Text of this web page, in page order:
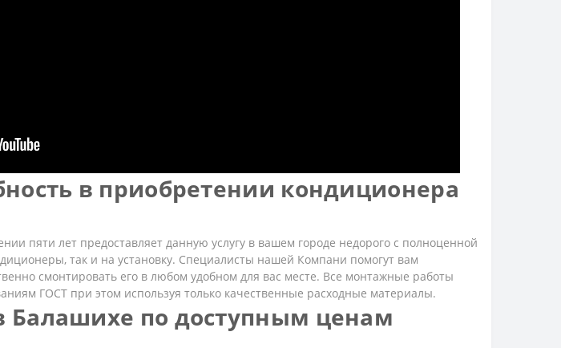
в приобретении кондиционера
пяти лет предоставляет данную услугу в вашем городе недорого с полноценной
так и на установку. Специалисты нашей Компани помогут вам
смонтировать его в любом удобном для вас месте. Все монтажные работы
ГОСТ при этом используя только качественные расходные материалы.
Балашихе по доступным ценам